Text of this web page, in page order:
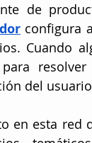
de
configura
Cuando
del
en esta red